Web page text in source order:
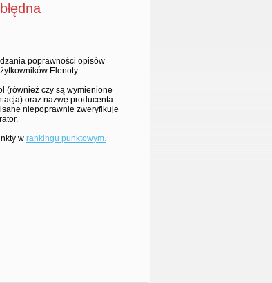
błędna
poprawności opisów
Elenoty.
(również czy są wymienione
oraz nazwę producenta
niepoprawnie zweryfikuje
w rankingu punktowym.